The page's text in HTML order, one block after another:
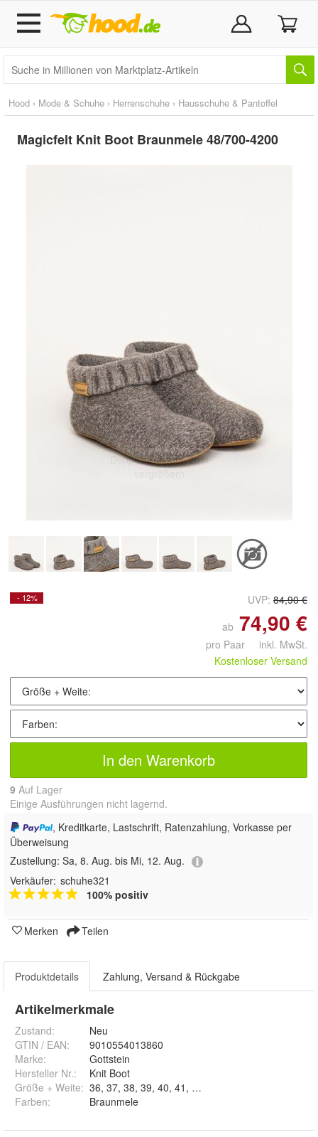
Hood › Mode & Schuhe › Herrenschuhe › Hausschuhe & Pantoffel
Magicfelt Knit Boot Braunmele 48/700-4200
Doppelt antippen zum
vergrößern
- 12% UVP: 84,90 €
ab 74,90 €
pro Paar inkl. MwSt.
Kostenloser Versand
In den Warenkorb
9 Auf Lager
Einige Ausführungen nicht lagernd.
, Kreditkarte, Lastschrift, Ratenzahlung, Vorkasse per
Überweisung
Zustellung: Sa, 8. Aug. bis Mi, 12. Aug.
Verkäufer: schuhe321
100% positiv
Merken Teilen
Produktdetails Zahlung, Versand & Rückgabe
Artikelmerkmale
Zustand:
Neu
GTIN / EAN:
9010554013860
Marke:
Gottstein
Hersteller Nr.:
Knit Boot
Größe + Weite:
Farben: Braunmele